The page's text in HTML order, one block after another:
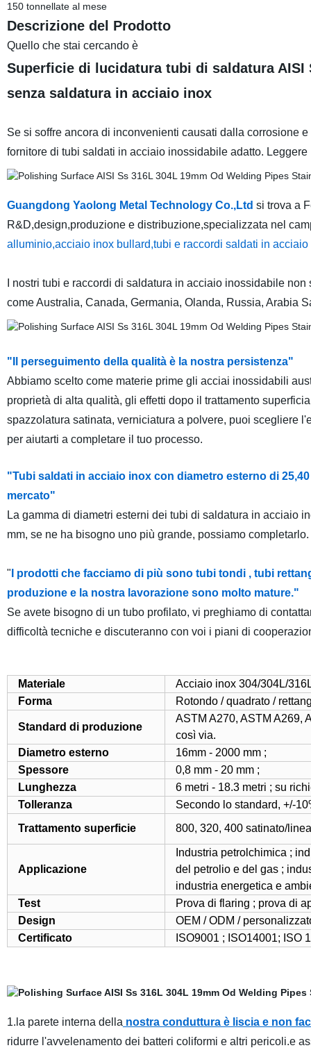
150 tonnellate al mese
Descrizione del Prodotto
Quello che stai cercando è
Superficie di lucidatura tubi di saldatura AISI
senza saldatura in acciaio inox
Se si soffre ancora di inconvenienti causati dalla corrosione
fornitore di tubi saldati in acciaio inossidabile adatto.
Guangdong Yaolong Metal Technology Co.,Ltd si trova a
R&D,design,produzione e distribuzione,specializzata nel
alluminio,acciaio inox bullard,tubi e raccordi saldati in acciaio
I nostri tubi e raccordi di saldatura in acciaio inossidabile
come Australia, Canada, Germania, Olanda, Russia, Arabia
"Il perseguimento della qualità è la nostra persistenza"
Abbiamo scelto come materie prime gli acciai inossidabili
proprietà di alta qualità, gli effetti dopo il trattamento
spazzolatura satinata, verniciatura a polvere, puoi scegliere
per aiutarti a completare il tuo processo.
"Tubi saldati in acciaio inox con diametro esterno di
mercato"
La gamma di diametri esterni dei tubi di saldatura in acciaio
mm, se ne ha bisogno uno più grande, possiamo completarlo.
" I prodotti che facciamo di più sono tubi tondi , tubi
produzione e la nostra lavorazione sono molto mature."
Se avete bisogno di un tubo profilato, vi preghiamo di
difficoltà tecniche e discuteranno con voi i piani di
Materiale
Acciaio inox 304/304L/
Forma
Rotondo / quadrato /
Standard di produzione
ASTM A270, ASTM A269,
così via.
Diametro esterno
16mm - 2000 mm ;
Spessore
0,8 mm - 20 mm ;
Lunghezza
6 metri - 18.3 metri ; su
Tolleranza
Secondo lo standard, +/-
Trattamento superficie
800, 320, 400 satinato/
Applicazione
Industria petrolchimica ;
del petrolio e del gas ;
industria energetica e
Test
Prova di flaring ; prova di
Design
OEM / ODM /
Certificato
ISO9001 ; ISO14001; ISO
1.la parete interna della nostra conduttura è liscia e non
ridurre l'avvelenamento dei batteri coliformi e altri pericoli.e